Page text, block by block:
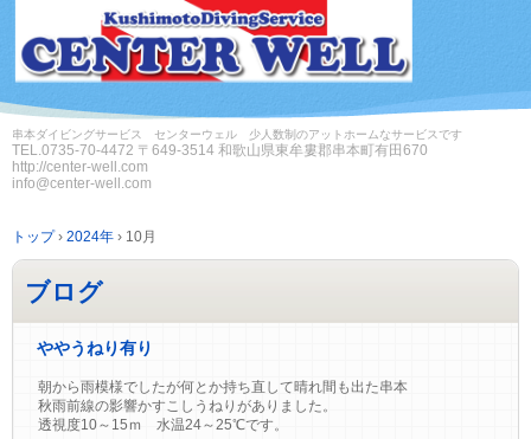
串本ダイビングサービス センターウェル 少人数制のアットホームなサービスです
TEL.0735-70-4472 〒649-3514 和歌山県東牟婁郡串本町有田670
http://center-well.com
info@center-well.com
トップ› 2024年 › 10月
ブログ
ややうねり有り
朝から雨模様でしたが何とか持ち直して晴れ間も出た串本
秋雨前線の影響かすこしうねりがありました。
透視度10～15ｍ 水温24～25℃です。